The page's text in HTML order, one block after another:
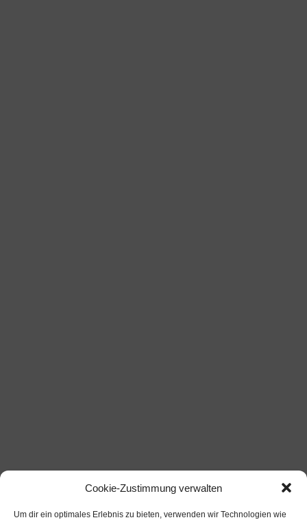
Cookie-Zustimmung verwalten
Um dir ein optimales Erlebnis zu bieten, verwenden wir Technologien wie